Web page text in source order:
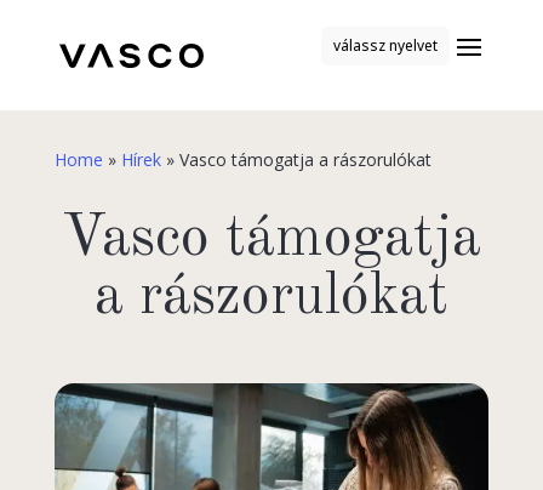
válassz nyelvet
Home » Hírek» Vasco támogatja a rászorulókat
Vasco támogatja
a rászorulókat